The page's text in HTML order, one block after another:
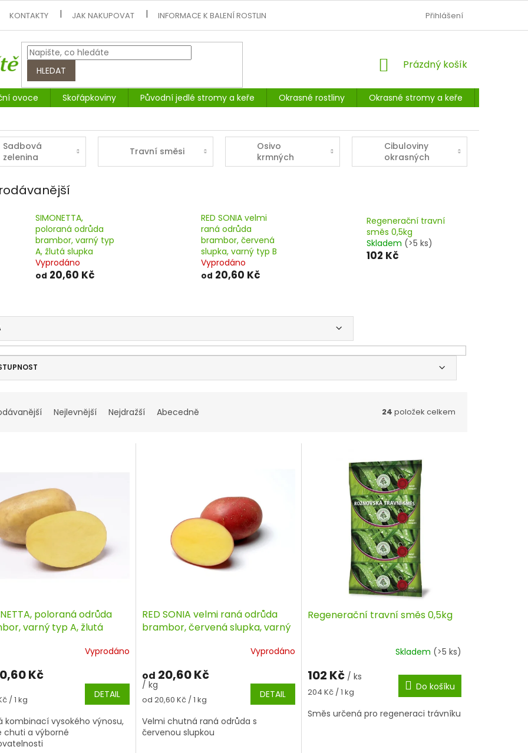
KONTAKTY JAK NAKUPOVAT INFORMACE K BALENÍ ROSTLIN PODMÍNKY OCHRANY OSOBNÍCH
Přihlášení
HLEDAT
NÁKUPNÍ
Prázdný košík
ovoce Skořápkoviny Původní jedlé stromy a keře Okrasné rostliny Okrasné stromy a keře
Sadbová
zelenina
Travní směsi
Osivo
krmných
plodin
Cibuloviny
okrasných
rostlin
SIMONETTA,
poloraná odrůda
brambor, varný typ
A, žlutá slupka
Vyprodáno
od 20,60 Kč
RED SONIA velmi
raná odrůda
brambor, červená
slupka, varný typ B
Vyprodáno
od 20,60 Kč
Regenerační travní
směs 0,5kg
Skladem (>5 ks)
102 Kč
Nejlevnější Nejdražší Abecedně 24 položek celkem
poloraná odrůda
varný typ A, žlutá
Vyprodáno
Kč
/ 1 kg DETAIL
kombinací vysokého výnosu,
chuti a výborné
RED SONIA velmi raná odrůda
brambor, červená slupka, varný
Vyprodáno
od 20,60 Kč
/ kg
Měrná
od 20,60 Kč / 1 kg DETAIL
Velmi chutná raná odrůda s
červenou slupkou
Regenerační travní směs 0,5kg
Skladem (>5 ks)
102 Kč / ks
Měrná
204 Kč / 1 kg Do košíku
Směs určená pro regeneraci trávníku